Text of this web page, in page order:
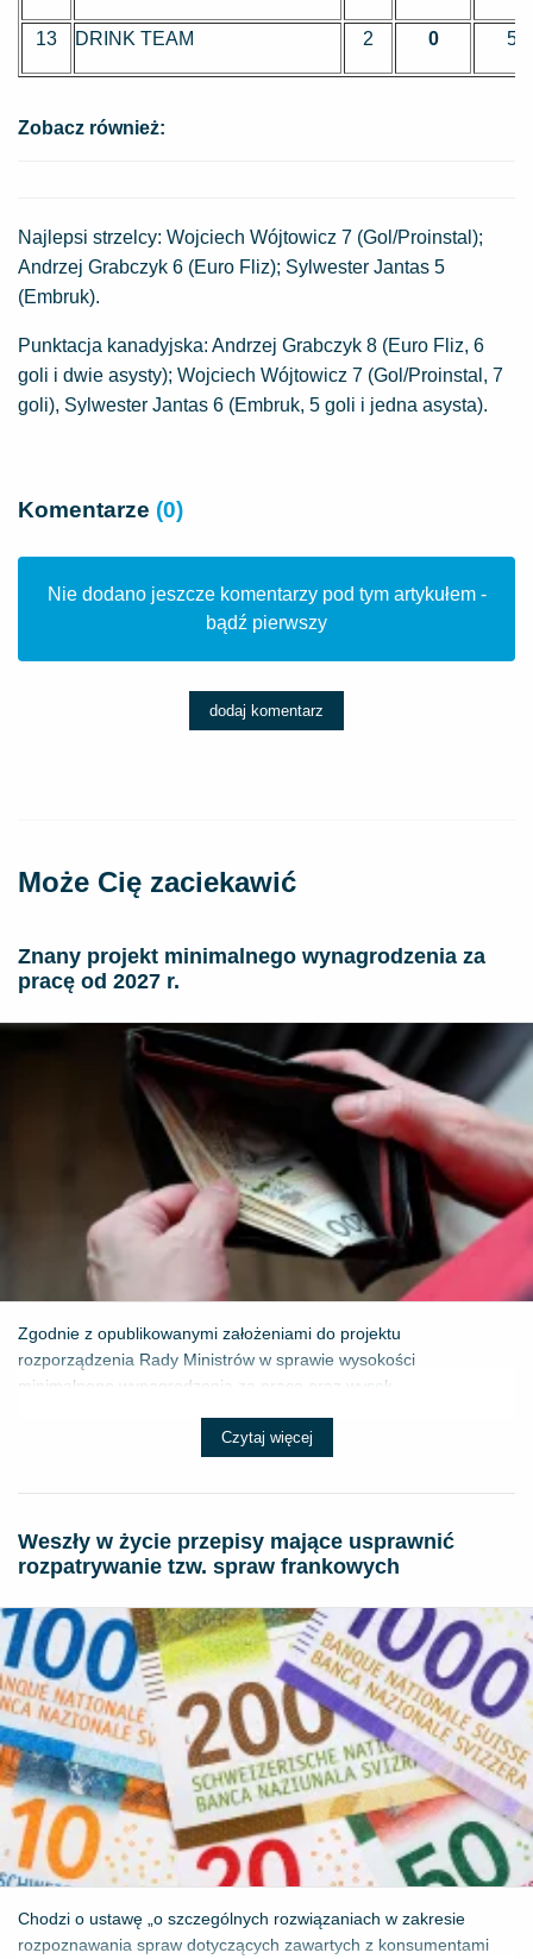
13 DRINK TEAM 2 0 5
Zobacz również:
Najlepsi strzelcy: Wojciech Wójtowicz 7 (Gol/Proinstal);
Andrzej Grabczyk 6 (Euro Fliz); Sylwester Jantas 5
(Embruk).
Punktacja kanadyjska: Andrzej Grabczyk 8 (Euro Fliz, 6
goli i dwie asysty); Wojciech Wójtowicz 7 (Gol/Proinstal, 7
goli), Sylwester Jantas 6 (Embruk, 5 goli i jedna asysta).
Komentarze (0)
Nie dodano jeszcze komentarzy pod tym artykułem -
bądź pierwszy
dodaj komentarz
Może Cię zaciekawić
Znany projekt minimalnego wynagrodzenia za
pracę od 2027 r.
Zgodnie z opublikowanymi założeniami do projektu
rozporządzenia Rady Ministrów w sprawie wysokości
minimalnego wynagrodzenia za pracę oraz wysok...
Czytaj więcej
Weszły w życie przepisy mające usprawnić
rozpatrywanie tzw. spraw frankowych
Chodzi o ustawę „o szczególnych rozwiązaniach w zakresie
rozpoznawania spraw dotyczących zawartych z konsumentami